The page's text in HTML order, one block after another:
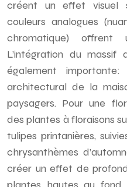
créent un effet visuel
couleurs analogues
chromatique) offrent
L’intégration du
également
architectural de la
paysagers. Pour une
des plantes à floraisons
tulipes printanières,
chrysanthèmes
créer un effet de